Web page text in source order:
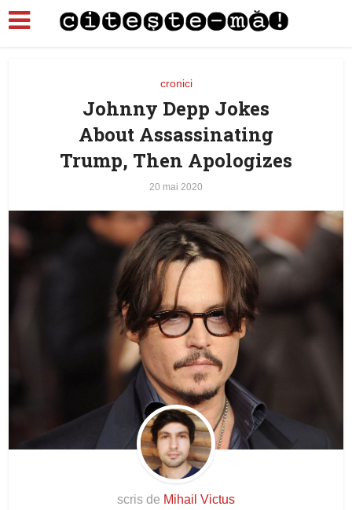
cronici
Johnny Depp Jokes
About Assassinating
Trump, Then Apologizes
20 mai 2020
scris de Mihail Victus